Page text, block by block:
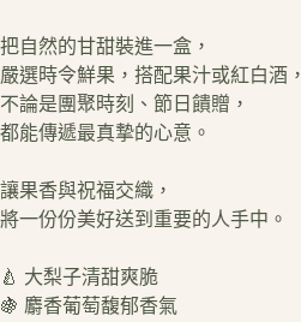
把自然的甘甜裝進一盒，
嚴選時令鮮果，搭配果汁或紅白酒，
不論是團聚時刻、節日饋贈，
都能傳遞最真摯的心意。
讓果香與祝福交織，
將一份份美好送到重要的人手中。
🍐 大梨子清甜爽脆
🍇 麝香葡萄馥郁香氣